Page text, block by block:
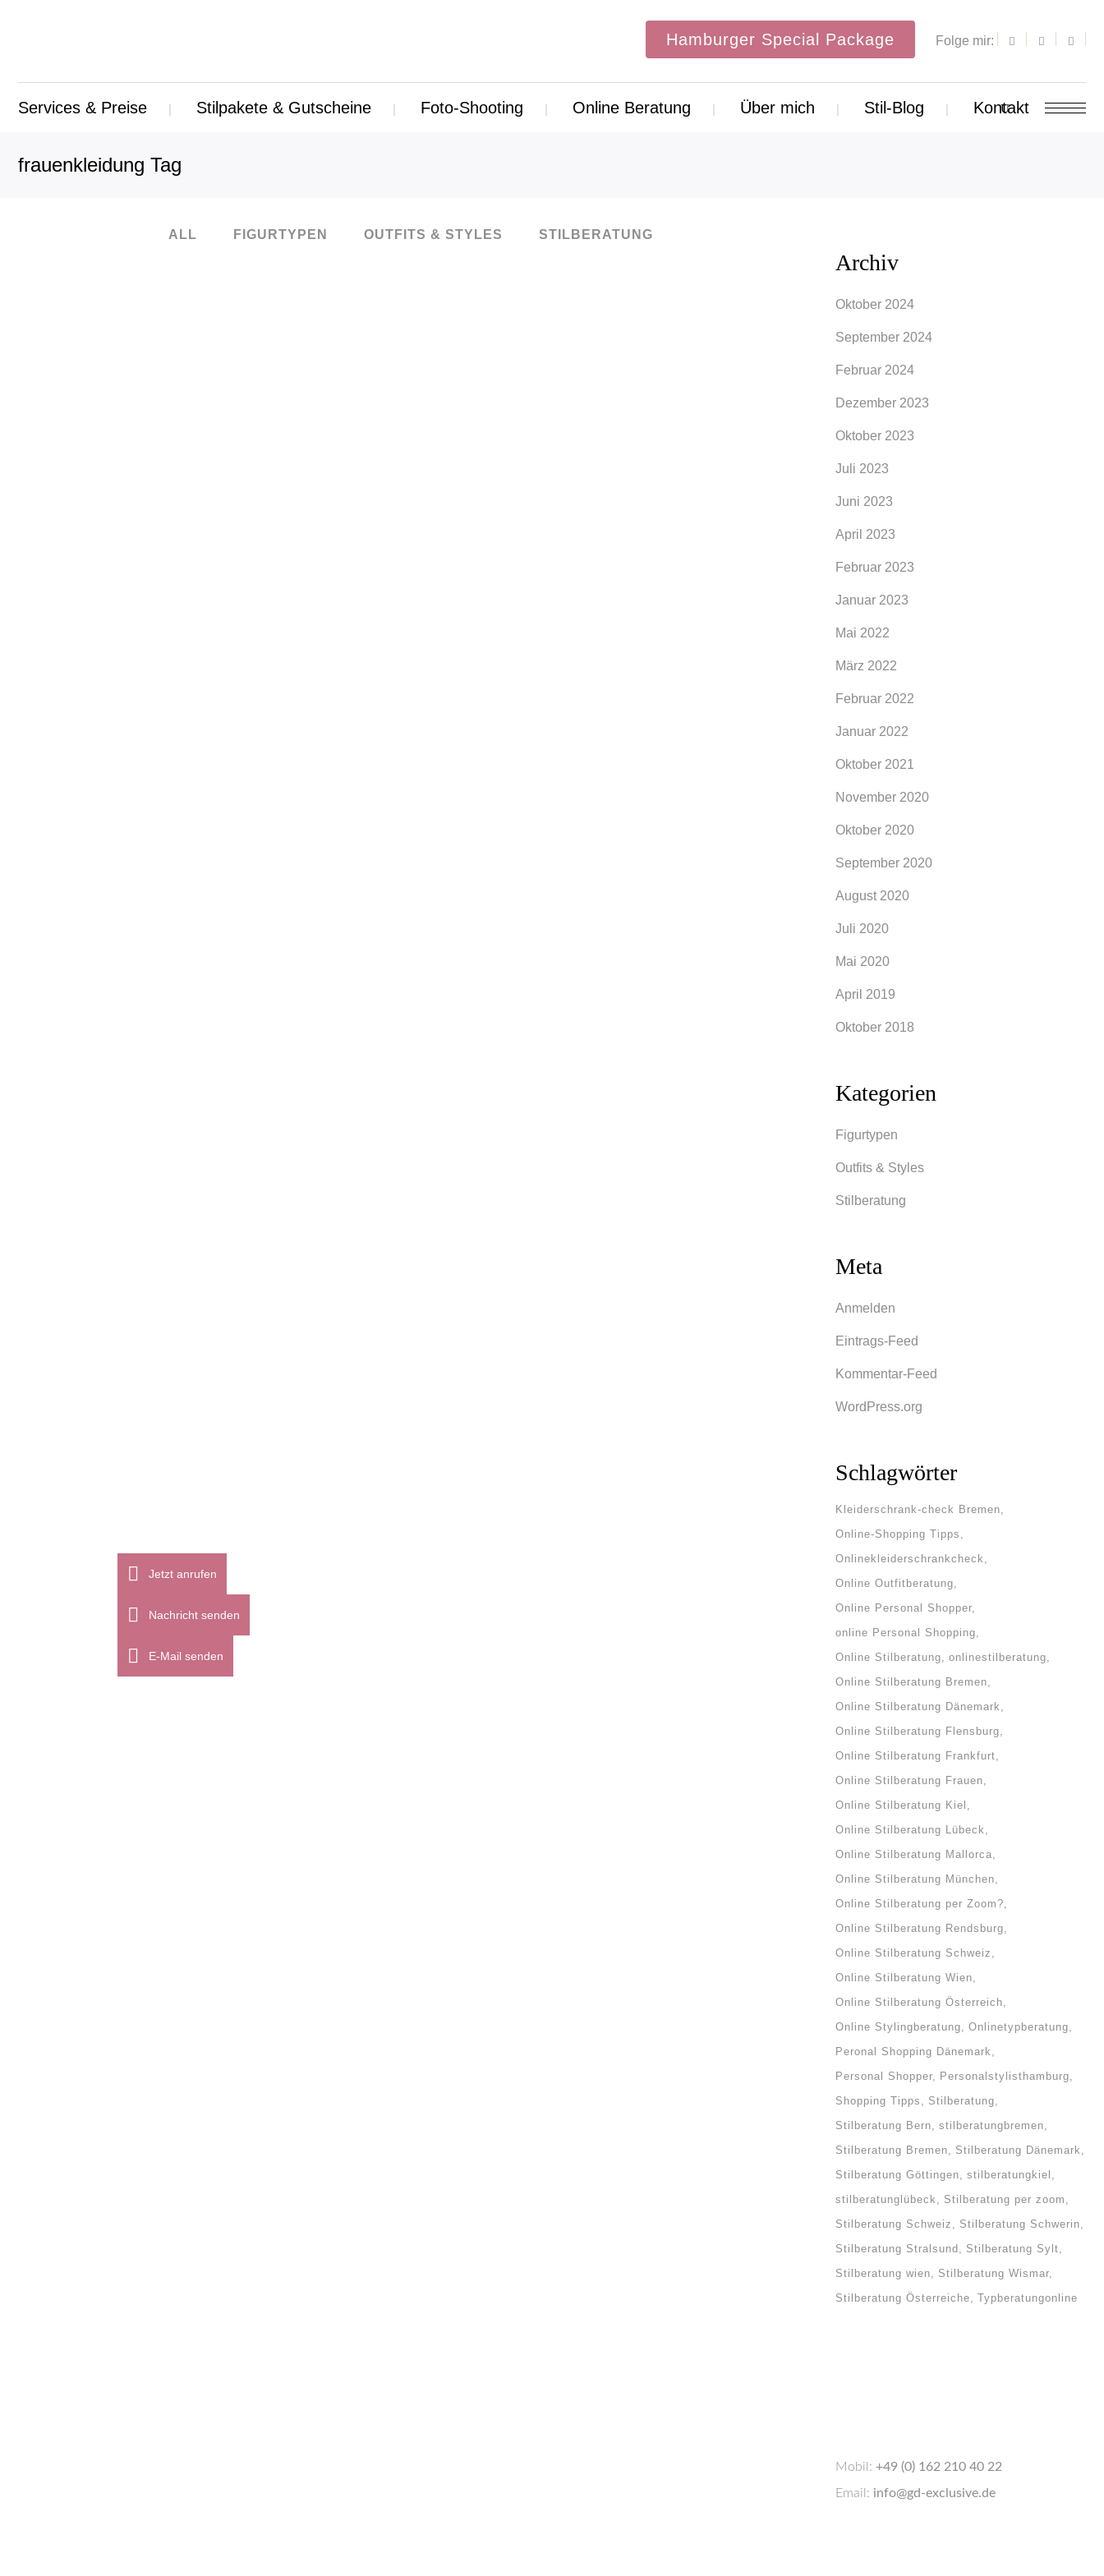
Hamburger Special Package Folge mir:
Services & Preise Stilpakete & Gutscheine Foto-Shooting Online Beratung Über mich Stil-Blog Kontakt
frauenkleidung Tag
ALL FIGURTYPEN OUTFITS & STYLES STILBERATUNG
Archiv
Oktober 2024
September 2024
Februar 2024
Dezember 2023
Oktober 2023
Juli 2023
Juni 2023
April 2023
Februar 2023
Januar 2023
Mai 2022
März 2022
Februar 2022
Januar 2022
Oktober 2021
November 2020
Oktober 2020
September 2020
August 2020
Juli 2020
Mai 2020
April 2019
Oktober 2018
Kategorien
Figurtypen
Outfits & Styles
Stilberatung
Meta
Anmelden
Eintrags-Feed
Kommentar-Feed
WordPress.org
Schlagwörter
Kleiderschrank-check Bremen
Online-Shopping Tipps
Onlinekleiderschrankcheck
Online Outfitberatung
Online Personal Shopper
online Personal Shopping
Online Stilberatung
onlinestilberatung
Online Stilberatung Bremen
Online Stilberatung Dänemark
Online Stilberatung Flensburg
Online Stilberatung Frankfurt
Online Stilberatung Frauen
Online Stilberatung Kiel
Online Stilberatung Lübeck
Online Stilberatung Mallorca
Online Stilberatung München
Online Stilberatung per Zoom?
Online Stilberatung Rendsburg
Online Stilberatung Schweiz
Online Stilberatung Wien
Online Stilberatung Österreich
Online Stylingberatung
Onlinetypberatung
Peronal Shopping Dänemark
Personal Shopper
Personalstylisthamburg
Shopping Tipps
Stilberatung
Stilberatung Bern
stilberatungbremen
Stilberatung Bremen
Stilberatung Dänemark
Stilberatung Göttingen
stilberatungkiel
stilberatunglübeck
Stilberatung per zoom
Stilberatung Schweiz
Stilberatung Schwerin
Stilberatung Stralsund
Stilberatung Sylt
Stilberatung wien
Stilberatung Wismar
Stilberatung Österreiche
Typberatungonline
Mobil: +49 (0) 162 210 40 22
Email: info@gd-exclusive.de
Jetzt anrufen
Nachricht senden
E-Mail senden